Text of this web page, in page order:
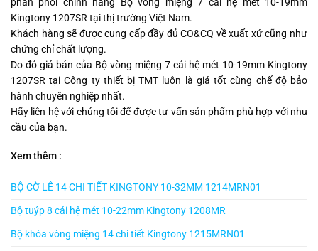
Kingtony 1207SR tại thị trường Việt Nam.
Khách hàng sẽ được cung cấp đầy đủ CO&CQ về xuất xứ cũng như
chứng chỉ chất lượng.
Do đó giá bán của Bộ vòng miệng 7 cái hệ mét 10-19mm Kingtony
1207SR tại Công ty thiết bị TMT luôn là giá tốt cùng chế độ bảo
hành chuyên nghiệp nhất.
Hãy liên hệ với chúng tôi để được tư vấn sản phẩm phù hợp với nhu
cầu của bạn.
Xem thêm :
BỘ CỜ LÊ 14 CHI TIẾT KINGTONY 10-32MM 1214MRN01
Bộ tuýp 8 cái hệ mét 10-22mm Kingtony 1208MR
Bộ khóa vòng miệng 14 chi tiết Kingtony 1215MRN01